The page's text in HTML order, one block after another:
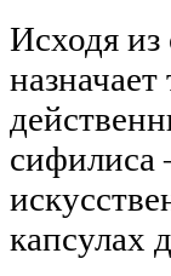
Исходя
сифилиса
капсулах